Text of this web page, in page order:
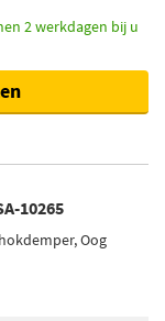
2 werkdagen bij u
10265
Oog